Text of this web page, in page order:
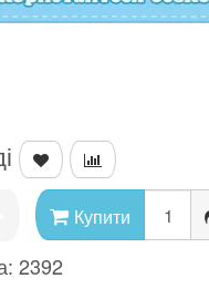
Купити
2392